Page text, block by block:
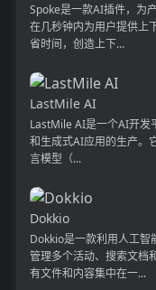
Spoke是一款AI插件，为
在几秒钟内为用户提供上
省时间，创造上下...
LastMile AI
LastMile AI是一个AI开发
和生成式AI应用的生产。
言模型（...
Dokkio
Dokkio是一款利用人工智
管理多个活动、搜索文档
有文件和内容集中在一...